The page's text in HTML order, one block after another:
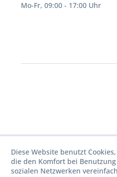
Mo-Fr, 09:00 - 17:00 Uhr
Diese Website benutzt
die den Komfort bei
sozialen Netzwerken